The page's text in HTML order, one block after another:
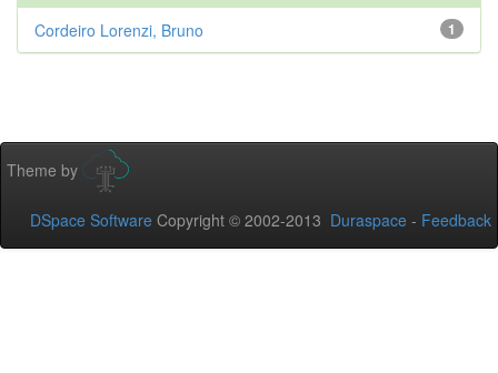
1
Cordeiro Lorenzi, Bruno
Theme by
DSpace Software Copyright © 2002-2013 Duraspace - Feedback